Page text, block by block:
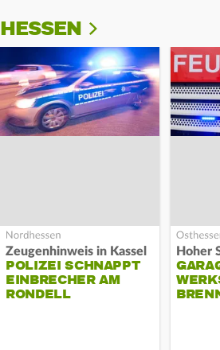
HESSEN
Zeugenhinweis in Kassel
POLIZEI SCHNAPPT
EINBRECHER AM
RONDELL